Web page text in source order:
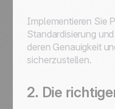
Implementieren Sie
Standardisierung
deren Genauigkeit
sicherzustellen.
2. Die